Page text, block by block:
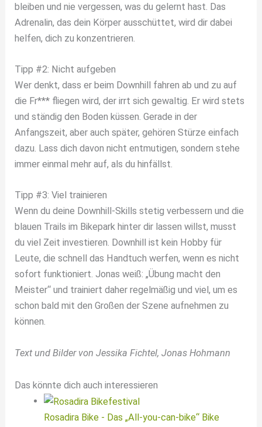
bleiben und nie vergessen, was du gelernt hast. Das
Adrenalin, das dein Körper ausschüttet, wird dir dabei
helfen, dich zu konzentrieren.
Tipp #2: Nicht aufgeben
Wer denkt, dass er beim Downhill fahren ab und zu auf
die Fr*** fliegen wird, der irrt sich gewaltig. Er wird stets
und ständig den Boden küssen. Gerade in der
Anfangszeit, aber auch später, gehören Stürze einfach
dazu. Lass dich davon nicht entmutigen, sondern stehe
immer einmal mehr auf, als du hinfällst.
Tipp #3: Viel trainieren
Wenn du deine Downhill-Skills stetig verbessern und die
blauen Trails im Bikepark hinter dir lassen willst, musst
du viel Zeit investieren. Downhill ist kein Hobby für
Leute, die schnell das Handtuch werfen, wenn es nicht
sofort funktioniert. Jonas weiß: „Übung macht den
Meister“ und trainiert daher regelmäßig und viel, um es
schon bald mit den Großen der Szene aufnehmen zu
können.
Text und Bilder von Jessika Fichtel, Jonas Hohmann
Das könnte dich auch interessieren
Rosadira Bike - Das „All-you-can-bike“ Bike